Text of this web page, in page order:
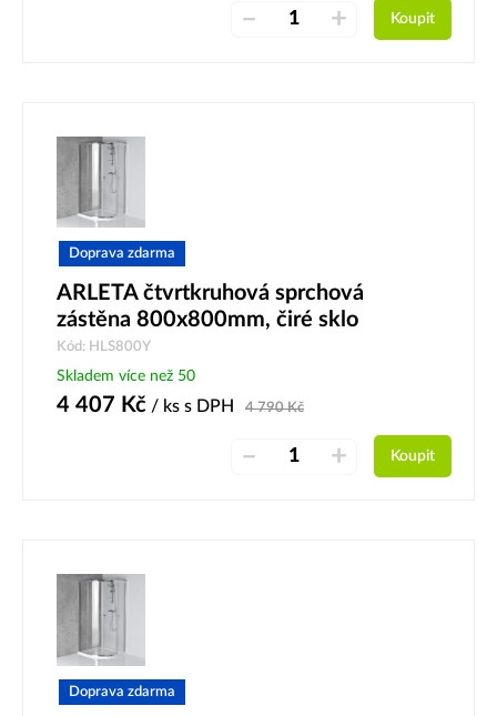
– + Koupit
Doprava zdarma
ARLETA čtvrtkruhová sprchová
zástěna 800x800mm, čiré sklo
Kód: HLS800Y
Skladem více než 50
4 407 Kč / ks s DPH 4 790Kč
– + Koupit
Doprava zdarma